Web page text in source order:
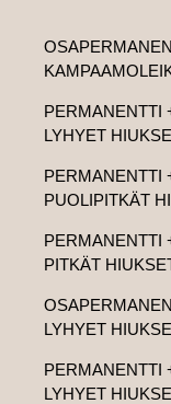
PERMANENTTI
LYHYET
PERMANENTTI
PUOLIPITKÄT
PERMANENTTI
PITKÄT
LYHYET
PERMANENTTI
LYHYET